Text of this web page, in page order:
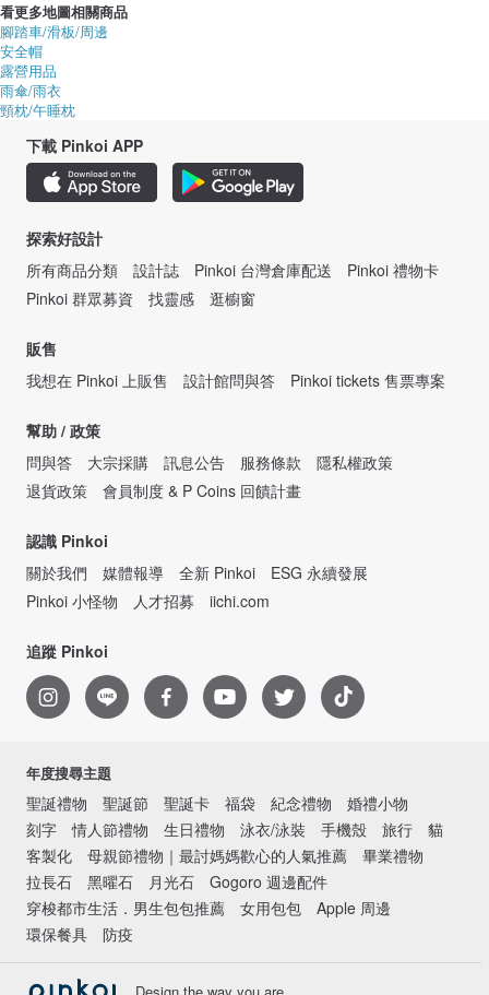
看更多地圖相關商品
腳踏車/滑板/周邊
安全帽
露營用品
雨傘/雨衣
頸枕/午睡枕
下載 Pinkoi APP
探索好設計
所有商品分類
設計誌 Pinkoi 台灣倉庫配送
Pinkoi 禮物卡
Pinkoi 群眾募資
找靈感 逛櫥窗
販售
我想在 Pinkoi 上販售
設計館問與答 Pinkoi tickets 售票專案
幫助 / 政策
問與答
大宗採購 訊息公告 服務條款
隱私權政策
退貨政策
會員制度 & P Coins 回饋計畫
認識 Pinkoi
關於我們
媒體報導 全新 Pinkoi
ESG 永續發展
Pinkoi 小怪物
人才招募 iichi.com
追蹤 Pinkoi
年度搜尋主題
聖誕禮物 聖誕節 聖誕卡 福袋 紀念禮物
婚禮小物
刻字
情人節禮物 生日禮物 泳衣/泳裝 手機殼 旅行
貓
客製化
母親節禮物｜最討媽媽歡心的人氣推薦
畢業禮物
拉長石
黑曜石 月光石
Gogoro 週邊配件
穿梭都市生活．男生包包推薦
女用包包
Apple 周邊
環保餐具
防疫